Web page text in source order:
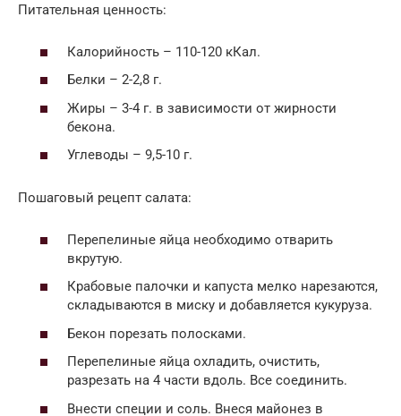
Питательная ценность:
Калорийность – 110-120 кКал.
Белки – 2-2,8 г.
Жиры – 3-4 г. в зависимости от жирности
бекона.
Углеводы – 9,5-10 г.
Пошаговый рецепт салата:
Перепелиные яйца необходимо отварить
вкрутую.
Крабовые палочки и капуста мелко нарезаются,
складываются в миску и добавляется кукуруза.
Бекон порезать полосками.
Перепелиные яйца охладить, очистить,
разрезать на 4 части вдоль. Все соединить.
Внести специи и соль. Внеся майонез в